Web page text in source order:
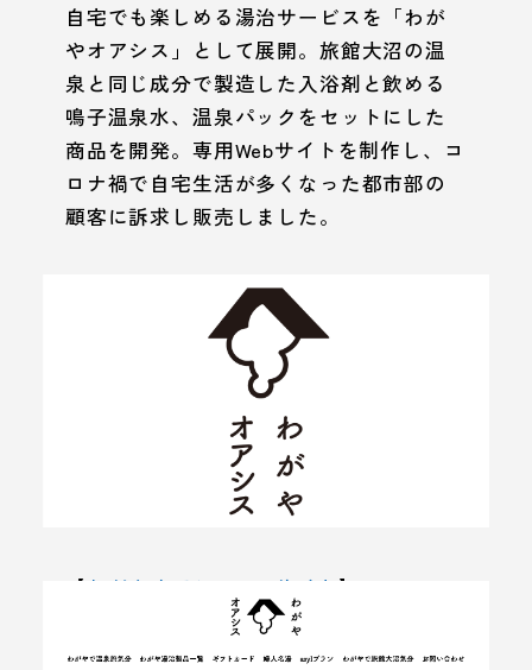
自宅でも楽しめる湯治サービスを「わが
やオアシス」として展開。旅館大沼の温
泉と同じ成分で製造した入浴剤と飲める
鳴子温泉水、温泉パックをセットにした
商品を開発。専用Webサイトを制作し、コ
ロナ禍で自宅生活が多くなった都市部の
顧客に訴求し販売しました。
【 わがやオアシスWebサイト 】